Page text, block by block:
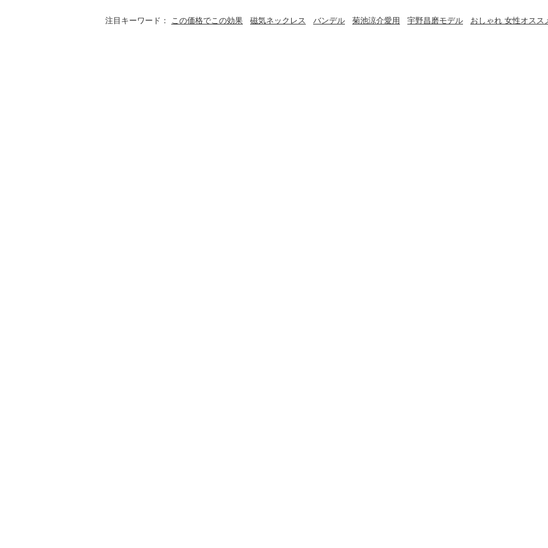
注目キーワード： この価格でこの効果 磁気ネックレス バンデル 菊池涼介愛用 宇野昌磨モデル おしゃれ 女性オスス